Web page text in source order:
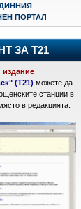
ПОРТАЛ
ЗА Т21
издание
(Т21) можете да
станции в
в редакцията.